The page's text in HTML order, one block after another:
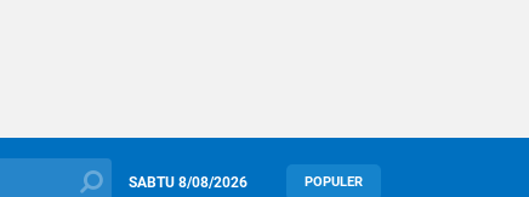
SABTU 8/08/2026 POPULER